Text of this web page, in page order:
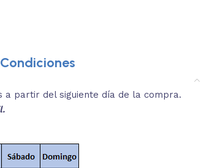
3.
a partir del siguiente día de la compra.